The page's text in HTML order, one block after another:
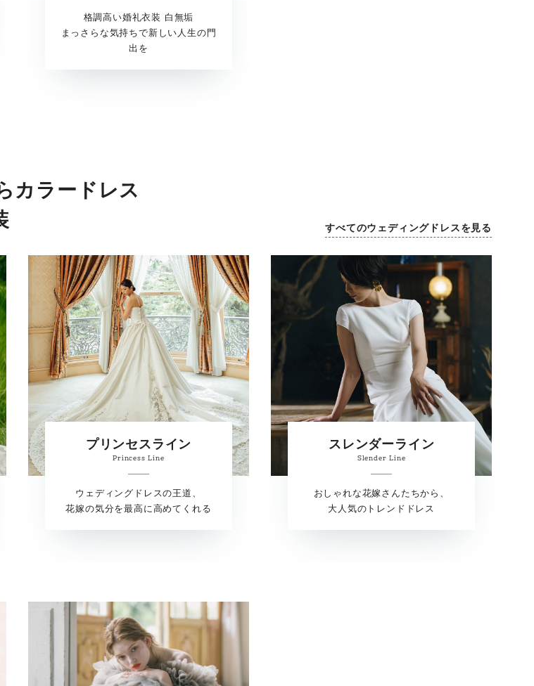
格調高い婚礼衣装 白無垢
まっさらな気持ちで新しい人生の門
出を
カラードレス
プリンセスライン
Princess Line
ウェディングドレスの王道、
花嫁の気分を最高に高めてくれる
スレンダーライン
Slender Line
おしゃれな花嫁さんたちから、
大人気のトレンドドレス
すべてのウェディングドレスを見る